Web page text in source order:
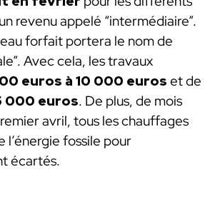
revenu appelé “intermédiaire”.
forfait portera le nom de
Avec cela, les travaux
euros à 10 000 euros et de
000 euros. De plus, de mois
avril, tous les chauffages
l’énergie fossile pour
écartés.